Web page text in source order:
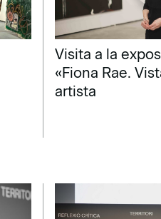
Visita a la
«Fiona Rae.
artista